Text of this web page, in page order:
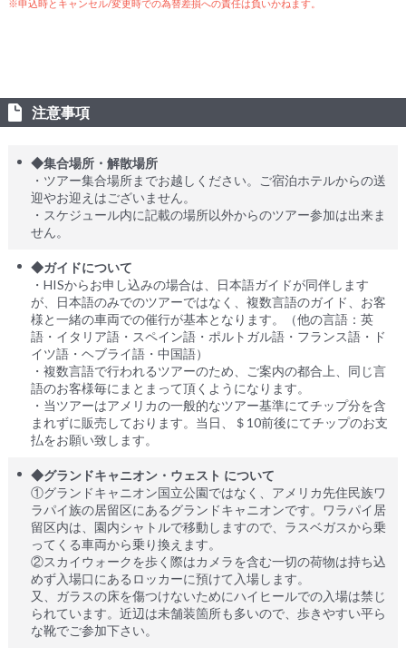
※申込時とキャンセル/変更時での為替差損への責任は負いかねます。
注意事項
◆集合場所・解散場所
・ツアー集合場所までお越しください。ご宿泊ホテルからの送
迎やお迎えはございません。
・スケジュール内に記載の場所以外からのツアー参加は出来ま
せん。
◆ガイドについて
・HISからお申し込みの場合は、日本語ガイドが同伴します
が、日本語のみでのツアーではなく、複数言語のガイド、お客
様と一緒の車両での催行が基本となります。（他の言語：英
語・イタリア語・スペイン語・ポルトガル語・フランス語・ド
イツ語・ヘブライ語・中国語）
・複数言語で行われるツアーのため、ご案内の都合上、同じ言
語のお客様毎にまとまって頂くようになります。
・当ツアーはアメリカの一般的なツアー基準にてチップ分を含
まれずに販売しております。当日、＄10前後にてチップのお支
払をお願い致します。
◆グランドキャニオン・ウェスト について
①グランドキャニオン国立公園ではなく、アメリカ先住民族ワ
ラパイ族の居留区にあるグランドキャニオンです。ワラパイ居
留区内は、園内シャトルで移動しますので、ラスベガスから乗
ってくる車両から乗り換えます。
②スカイウォークを歩く際はカメラを含む一切の荷物は持ち込
めず入場口にあるロッカーに預けて入場します。
又、ガラスの床を傷つけないためにハイヒールでの入場は禁じ
られています。近辺は未舗装箇所も多いので、歩きやすい平ら
な靴でご参加下さい。